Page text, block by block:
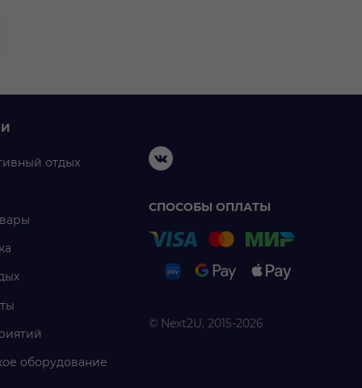
отдых
оборудование
СПОСОБЫ ОПЛАТЫ
© Next2U, 2015-2026